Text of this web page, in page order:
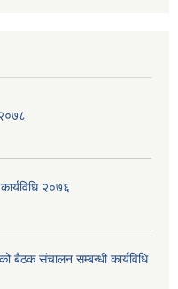
२०७६
बैठक संचालन सम्बन्धी कार्यविधि